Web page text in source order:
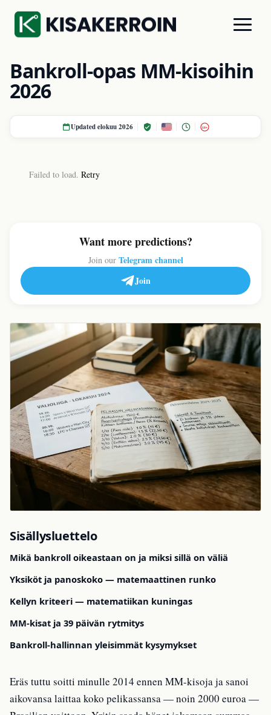
Bankroll-opas MM-kisoihin
2026
Updated elokuu 2026 18+
Failed to load. Retry
Want more predictions?
Join our Telegram channel
Join
Sisällysluettelo
Mikä bankroll oikeastaan on ja miksi sillä on väliä
Yksiköt ja panoskoko — matemaattinen runko
Kellyn kriteeri — matematiikan kuningas
MM-kisat ja 39 päivän rytmitys
Bankroll-hallinnan yleisimmät kysymykset
Eräs tuttu soitti minulle 2014 ennen MM-kisoja ja sanoi
aikovansa laittaa koko pelikassansa — noin 2000 euroa —